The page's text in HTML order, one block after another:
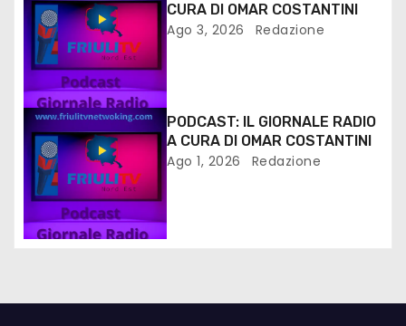
CURA DI OMAR COSTANTINI
Ago 3, 2026 Redazione
PODCAST: IL GIORNALE RADIO
A CURA DI OMAR COSTANTINI
Ago 1, 2026 Redazione